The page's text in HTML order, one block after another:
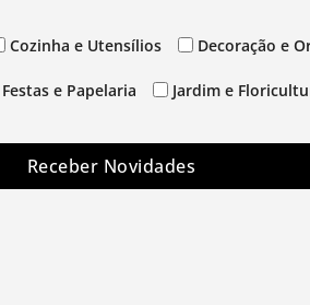
Cozinha e Utensílios Decoração e
Festas e Papelaria Jardim e
Receber Novidades